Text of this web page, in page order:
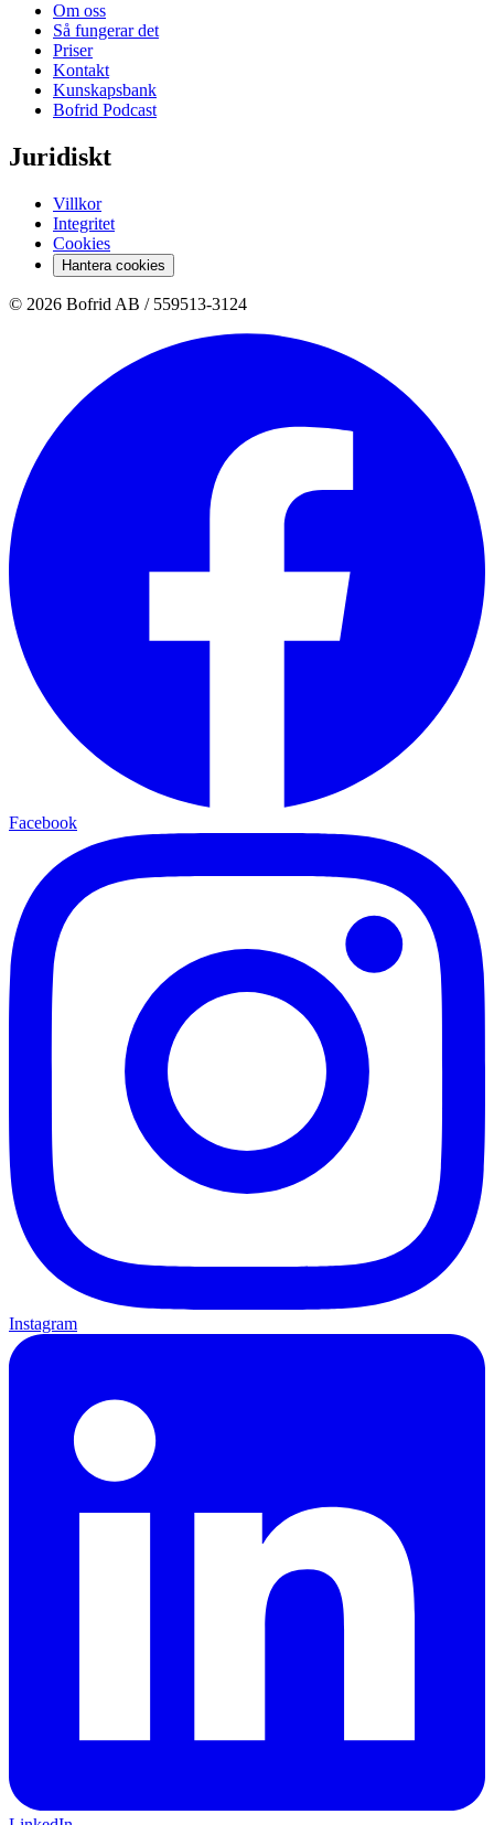
Om oss
Så fungerar det
Priser
Kontakt
Kunskapsbank
Bofrid Podcast
Juridiskt
Villkor
Integritet
Cookies
Hantera cookies
© 2026 Bofrid AB / 559513-3124
Facebook
Instagram